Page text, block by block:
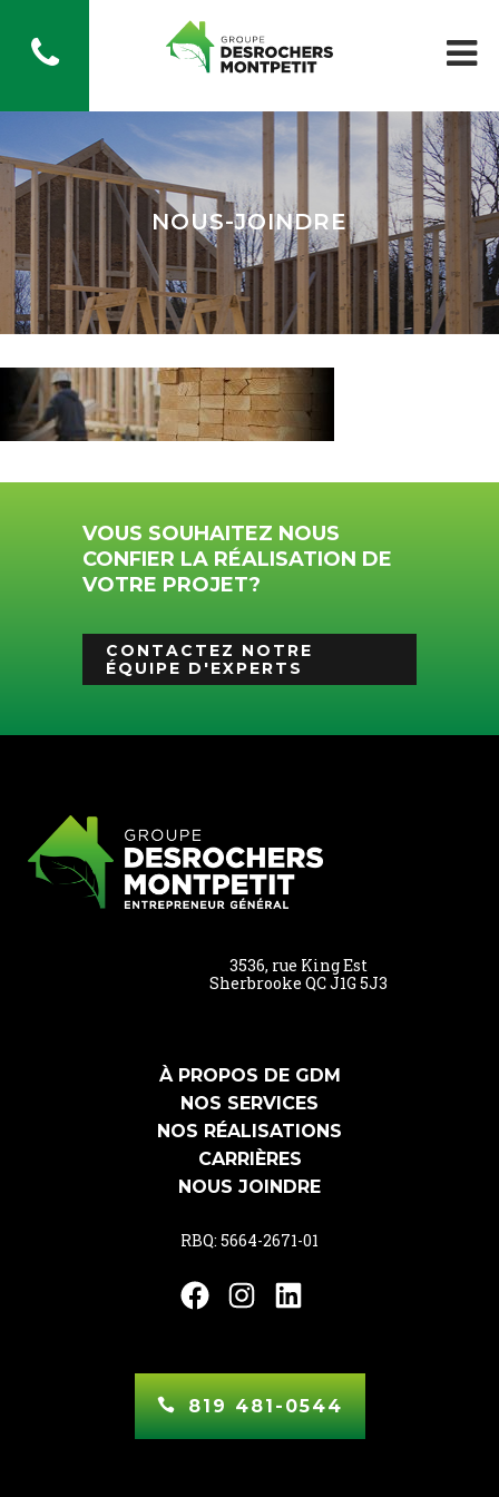
NOUS-JOINDRE
VOUS SOUHAITEZ NOUS
CONFIER LA RÉALISATION DE
VOTRE PROJET?
CONTACTEZ NOTRE
ÉQUIPE D'EXPERTS
3536, rue King Est
Sherbrooke QC J1G 5J3
À PROPOS DE GDM
NOS SERVICES
NOS RÉALISATIONS
CARRIÈRES
NOUS JOINDRE
RBQ: 5664-2671-01
Facebook
Instagram
LinkedIn
819 481-0544